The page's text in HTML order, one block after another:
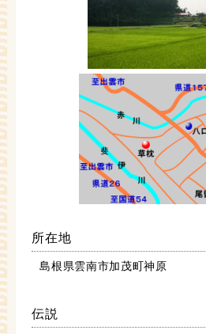
所在地
島根県雲南市加茂町神原
伝説